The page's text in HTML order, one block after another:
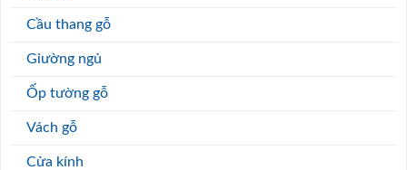
Cầu thang gỗ
Giường ngủ
Ốp tường gỗ
Vách gỗ
Cửa kính